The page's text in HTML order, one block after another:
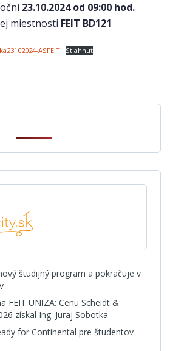
23.10.2024 od 09:00 hod.
miestnosti FEIT BD121
ASFEIT Stiahnuť
študijný program a pokračuje v
FEIT UNIZA: Cenu Scheidt &
získal Ing. Juraj Sobotka
for Continental pre študentov